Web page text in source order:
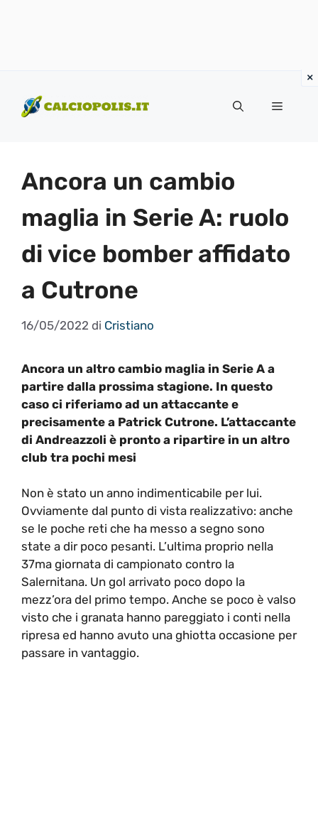
contenuto
Menu
Ancora un cambio
maglia in Serie A: ruolo
di vice bomber affidato
a Cutrone
16/05/2022 di Cristiano
Ancora un altro cambio maglia in Serie A a
partire dalla prossima stagione. In questo
caso ci riferiamo ad un attaccante e
precisamente a Patrick Cutrone. L’attaccante
di Andreazzoli è pronto a ripartire in un altro
club tra pochi mesi
Non è stato un anno indimenticabile per lui.
Ovviamente dal punto di vista realizzativo: anche
se le poche reti che ha messo a segno sono
state a dir poco pesanti. L’ultima proprio nella
37ma giornata di campionato contro la
Salernitana. Un gol arrivato poco dopo la
mezz’ora del primo tempo. Anche se poco è valso
visto che i granata hanno pareggiato i conti nella
ripresa ed hanno avuto una ghiotta occasione per
passare in vantaggio.